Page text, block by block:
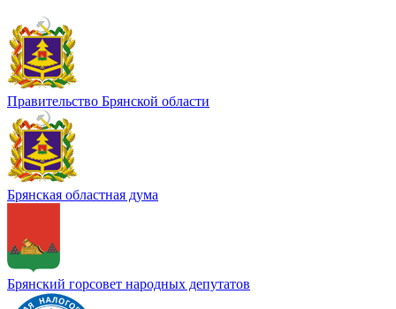
Правительство Брянской области
Брянская областная дума
Брянский горсовет народных депутатов